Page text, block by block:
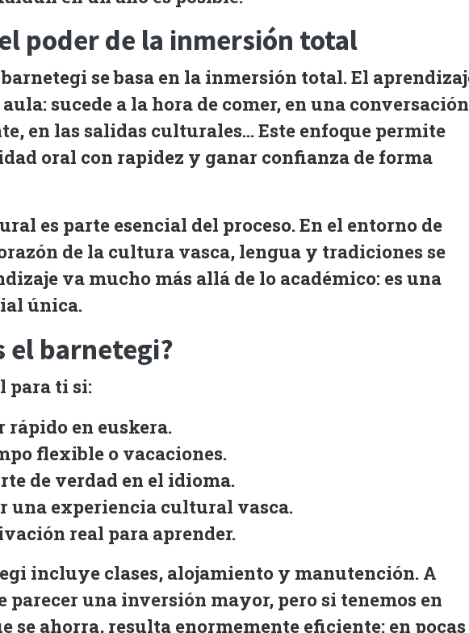
poder de la inmersión total
se basa en la inmersión total. El
sucede a la hora de comer, en una conversación
en las salidas culturales… Este enfoque permite
oral con rapidez y ganar confianza de forma
es parte esencial del proceso. En el entorno de
de la cultura vasca, lengua y tradiciones se
va mucho más allá de lo académico: es una
única.
el barnetegi?
para ti si:
rápido en euskera.
flexible o vacaciones.
de verdad en el idioma.
una experiencia cultural vasca.
real para aprender.
incluye clases, alojamiento y manutención. A
parecer una inversión mayor, pero si tenemos en
se ahorra, resulta enormemente eficiente: en pocas